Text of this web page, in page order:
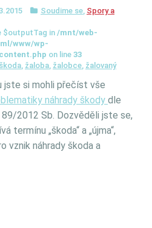
Soudime se, Spory a
$outputTag in/mnt/web-
www/wp-
on line 33
škoda, žaloba, žalobce, žalovaný
jste si mohli přečíst vše
náhrady škody dle
2012 Sb. Dozvěděli jste se,
termínu „škoda“ a „újma“,
vznik náhrady škoda a